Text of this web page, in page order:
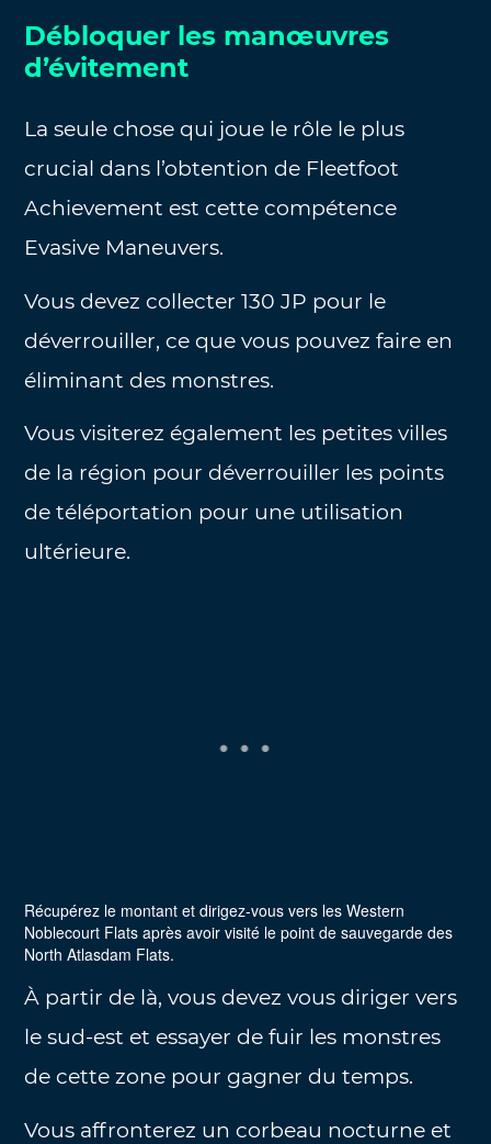
Débloquer les manœuvres
d’évitement
La seule chose qui joue le rôle le plus
crucial dans l’obtention de Fleetfoot
Achievement est cette compétence
Evasive Maneuvers.
Vous devez collecter 130 JP pour le
déverrouiller, ce que vous pouvez faire en
éliminant des monstres.
Vous visiterez également les petites villes
de la région pour déverrouiller les points
de téléportation pour une utilisation
ultérieure.
Récupérez le montant et dirigez-vous vers les Western
Noblecourt Flats après avoir visité le point de sauvegarde des
North Atlasdam Flats.
À partir de là, vous devez vous diriger vers
le sud-est et essayer de fuir les monstres
de cette zone pour gagner du temps.
Vous affronterez un corbeau nocturne et